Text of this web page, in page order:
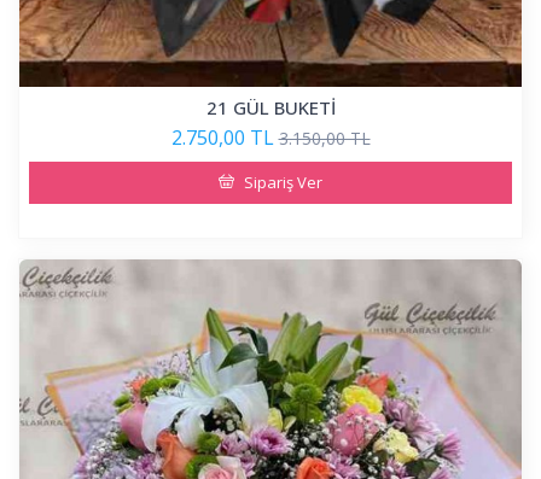
21 GÜL BUKETİ
2.750,00 TL 3.150,00 TL
Sipariş Ver